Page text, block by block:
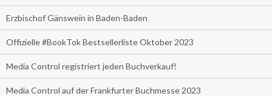
Erzbischof Gänswein in Baden-Baden
Offizielle #BookTok Bestsellerliste Oktober 2023
Media Control registriert jeden Buchverkauf!
Media Control auf der Frankfurter Buchmesse 2023